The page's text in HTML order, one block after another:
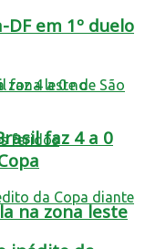
na zona leste
em 1º duelo
faz 4 a 0